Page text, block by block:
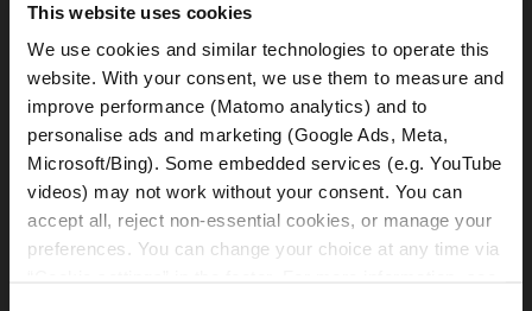
This website uses cookies
We use cookies and similar technologies to operate this
website. With your consent, we use them to measure and
improve performance (Matomo analytics) and to
personalise ads and marketing (Google Ads, Meta,
Microsoft/Bing). Some embedded services (e.g. YouTube
videos) may not work without your consent. You can
accept all, reject non-essential cookies, or manage your
preferences. You can change your choice at any time via